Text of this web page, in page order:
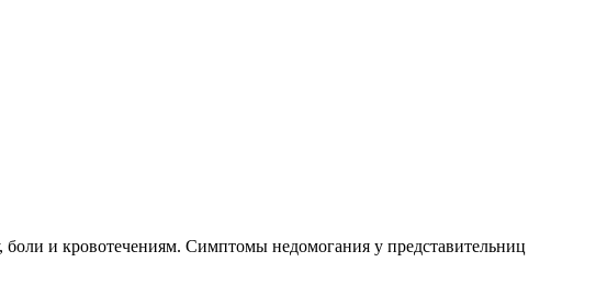
и кровотечениям. Симптомы недомогания у представительниц